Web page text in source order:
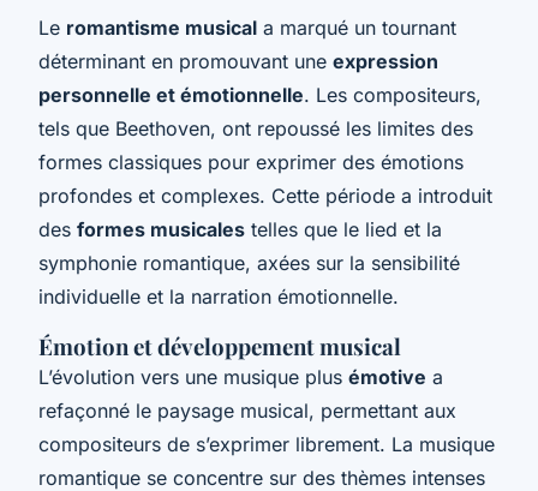
Le romantisme musical a marqué un tournant
déterminant en promouvant une expression
personnelle et émotionnelle. Les compositeurs,
tels que Beethoven, ont repoussé les limites des
formes classiques pour exprimer des émotions
profondes et complexes. Cette période a introduit
des formes musicales telles que le lied et la
symphonie romantique, axées sur la sensibilité
individuelle et la narration émotionnelle.
Émotion et développement musical
L’évolution vers une musique plus émotive a
refaçonné le paysage musical, permettant aux
compositeurs de s’exprimer librement. La musique
romantique se concentre sur des thèmes intenses